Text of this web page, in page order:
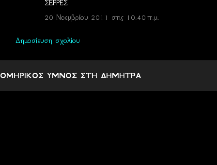
ΣΕΡΡΕΣ
20 Νοεμβρίου 2011 στις 10:40 π.μ.
Δημοσίευση σχολίου
ΟΜΗΡΙΚΟΣ ΥΜΝΟΣ ΣΤΗ ΔΗΜΗΤΡΑ